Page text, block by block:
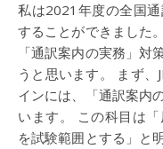
私は2021年度の全国通訳案内士（英語）試験に何とか合格
することができました
「通訳案内の実務」対
うと思います。 まず
インには、「通訳案内
います。 この科目は
を試験範囲とする」と